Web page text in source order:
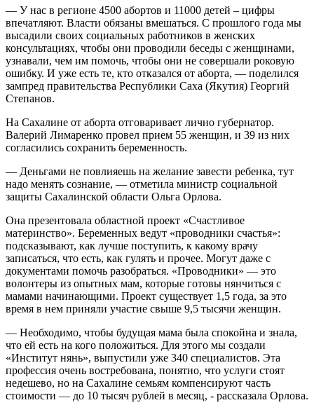
― У нас в регионе 4500 абортов и 11000 детей – цифры
впечатляют. Власти обязаны вмешаться. С прошлого года мы
высадили своих социальных работников в женских
консультациях, чтобы они проводили беседы с женщинами,
узнавали, чем им помочь, чтобы они не совершали роковую
ошибку. И уже есть те, кто отказался от аборта, ― поделился
зампред правительства Республики Саха (Якутия) Георгий
Степанов.
На Сахалине от аборта отговаривает лично губернатор.
Валерий Лимаренко провел прием 55 женщин, и 39 из них
согласились сохранить беременность.
― Деньгами не повлияешь на желание завести ребенка, тут
надо менять сознание, ― отметила министр социальной
защиты Сахалинской области Ольга Орлова.
Она презентовала областной проект «Счастливое
материнство». Беременных ведут «проводники счастья»:
подсказывают, как лучше поступить, к какому врачу
записаться, что есть, как гулять и прочее. Могут даже с
документами помочь разобраться. «Проводники» ― это
волонтеры из опытных мам, которые готовы нянчиться с
мамами начинающими. Проект существует 1,5 года, за это
время в нем приняли участие свыше 9,5 тысячи женщин.
― Необходимо, чтобы будущая мама была спокойна и знала,
что ей есть на кого положиться. Для этого мы создали
«Институт нянь», выпустили уже 340 специалистов. Эта
профессия очень востребована, понятно, что услуги стоят
недешево, но на Сахалине семьям компенсируют часть
стоимости ― до 10 тысяч рублей в месяц, - рассказала Орлова.